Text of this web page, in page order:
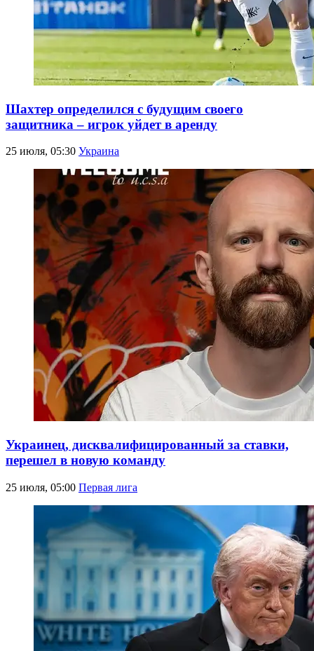
Шахтер определился с будущим своего
защитника – игрок уйдет в аренду
25 июля, 05:30 Украина
Украинец, дисквалифицированный за ставки,
перешел в новую команду
25 июля, 05:00 Первая лига